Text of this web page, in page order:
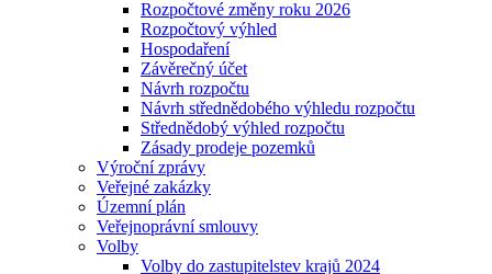
Rozpočtové změny roku 2026
Rozpočtový výhled
Hospodaření
Závěrečný účet
Návrh rozpočtu
Návrh střednědobého výhledu rozpočtu
Střednědobý výhled rozpočtu
Zásady prodeje pozemků
Výroční zprávy
Veřejné zakázky
Územní plán
Veřejnoprávní smlouvy
Volby
Volby do zastupitelstev krajů 2024